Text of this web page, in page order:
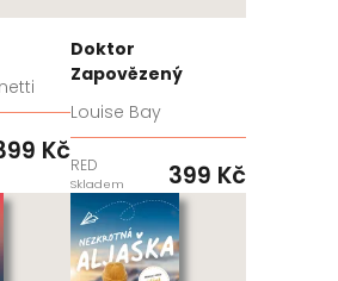
Kč
Doktor
Zapovězený
Louise Bay
RED
Skladem 399 Kč